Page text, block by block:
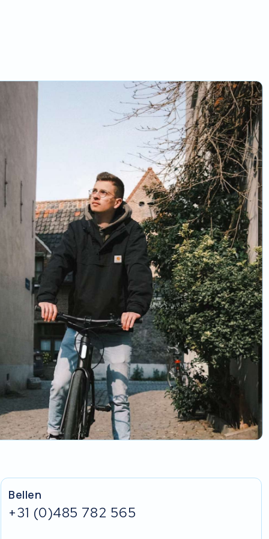
Bellen
+31 (0)485 782 565